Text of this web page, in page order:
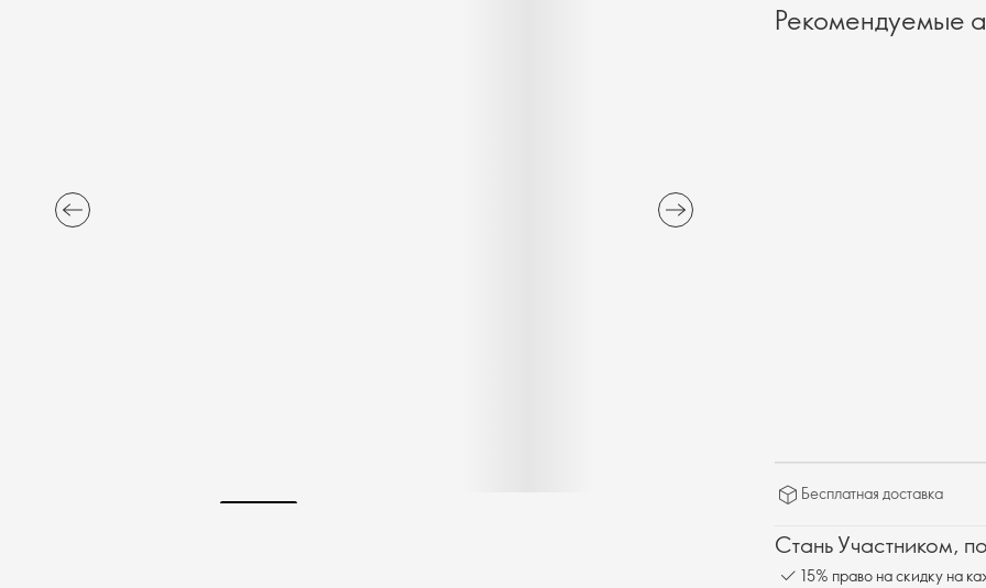
Рекомендуемые
Бесплатная доставка
Стань Участником,
15% право на скидку на